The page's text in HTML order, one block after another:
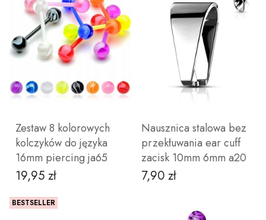
DO KOSZYKA ZOBACZ PRODUKT
Zestaw 8 kolorowych
kolczyków do języka
16mm piercing ja65
Cena
19,95 zł
Nausznica stalowa bez
przekłuwania ear cuff
zacisk 10mm 6mm a20
Cena
7,90 zł
BESTSELLER